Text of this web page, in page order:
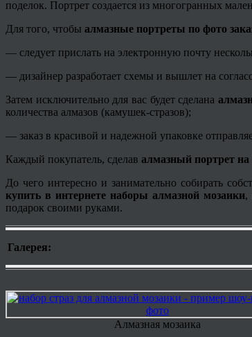
поделок. Портрет создается из многогранных
Для того, чтобы алмазные портреты по фото
— следует прислать на электронную почту
— дизайнер разработает схемы и вышлет на
Затем исключительно для вас будет сделана
количества алмазов (камушек-стразов);
— заказ в красивой и надежной упаковке
Каждый покупатель, сделав алмазный портрет на
До чего интересно и занимательно собирать
купить в интернете наборы алмазной мозаики,
подарок своими руками.
Галерея:
Алмазная мозаика